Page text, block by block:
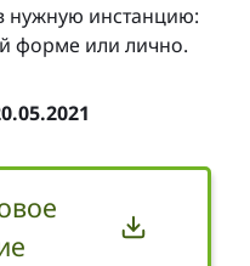
нужную инстанцию:
форме или лично.